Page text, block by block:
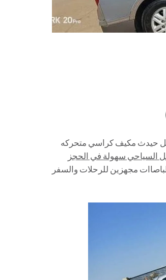
هيونداى اتش وان موديل حيدث مكيف كراسي متحركه
السياحي سهولة في الحجز
مجهزين للرحلات والسفر